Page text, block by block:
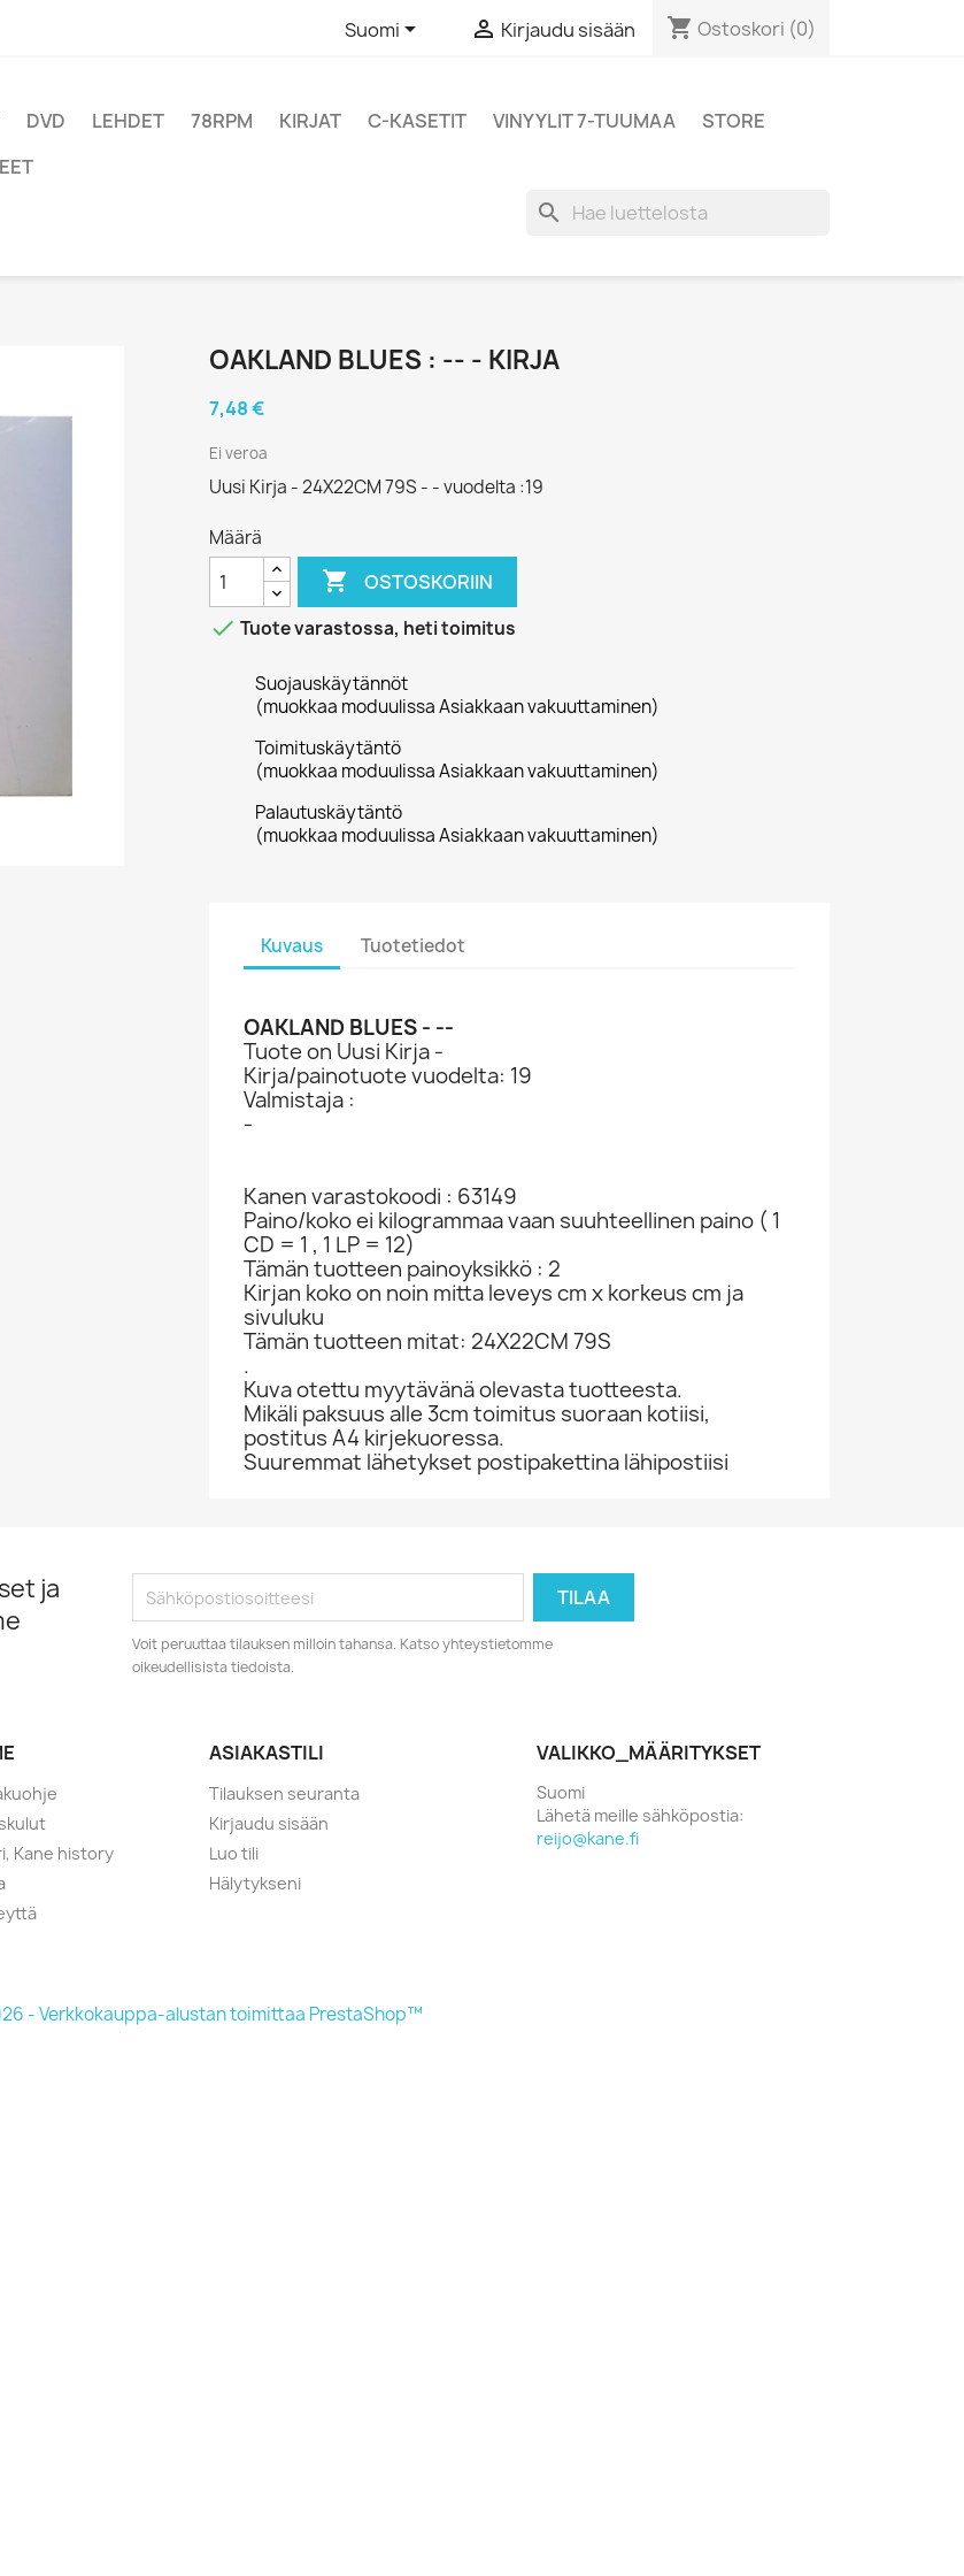
Suomi  Kirjaudu sisään shopping_cart Ostoskori (0)
DVD LEHDET 78RPM KIRJAT C-KASETIT VINYYLIT 7-TUUMAA
STORE
search
OAKLAND BLUES : -- - KIRJA
7,48 €
Ei veroa
Uusi Kirja - 24X22CM 79S - - vuodelta :19
Määrä
 OSTOSKORIIN
 Tuote varastossa, heti toimitus
Suojauskäytännöt
(muokkaa moduulissa Asiakkaan vakuuttaminen)
Toimituskäytäntö
(muokkaa moduulissa Asiakkaan vakuuttaminen)
Palautuskäytäntö
(muokkaa moduulissa Asiakkaan vakuuttaminen)
Kuvaus Tuotetiedot
OAKLAND BLUES - --
Tuote on Uusi Kirja -
Kirja/painotuote vuodelta: 19
Valmistaja :
-
Kanen varastokoodi : 63149
Paino/koko ei kilogrammaa vaan suuhteellinen paino ( 1
CD = 1 , 1 LP = 12)
Tämän tuotteen painoyksikkö : 2
Kirjan koko on noin mitta leveys cm x korkeus cm ja
sivuluku
Tämän tuotteen mitat: 24X22CM 79S
.
Kuva otettu myytävänä olevasta tuotteesta.
Mikäli paksuus alle 3cm toimitus suoraan kotiisi,
postitus A4 kirjekuoressa.
Suuremmat lähetykset postipakettina lähipostiisi
ja
Voit peruuttaa tilauksen milloin tahansa. Katso yhteystietomme
oikeudellisista tiedoista.
Kane history
ASIAKASTILI
Tilauksen seuranta
Kirjaudu sisään
Luo tili
Hälytykseni
VALIKKO_MÄÄRITYKSET
Suomi
Lähetä meille sähköpostia:
reijo@kane.fi
- Verkkokauppa-alustan toimittaa PrestaShop™